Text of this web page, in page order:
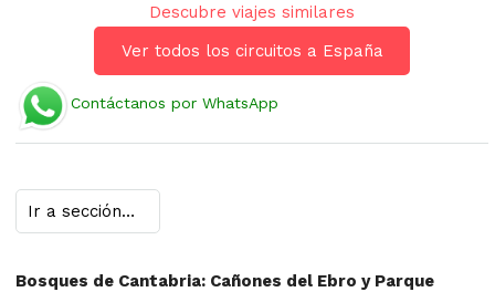
Descubre viajes similares
Ver todos los circuitos a España
Contáctanos por WhatsApp
Bosques de Cantabria: Cañones del Ebro y Parque